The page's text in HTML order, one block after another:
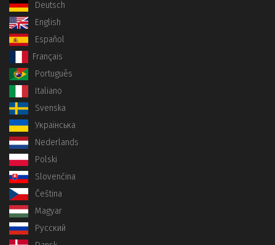
Deutsch
English
Español
Français
Português
Italiano
Svenska
Українська
Nederlands
Polski
Slovenčina
Čeština
Magyar
Русский